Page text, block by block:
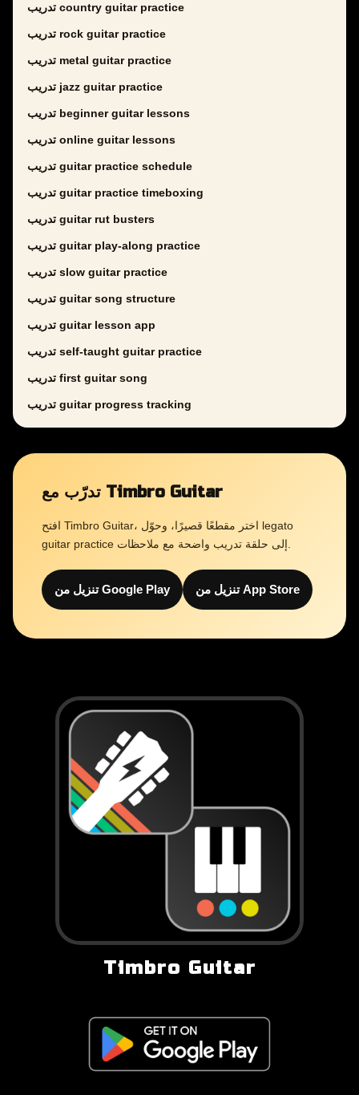
تدريب country guitar practice
تدريب rock guitar practice
تدريب metal guitar practice
تدريب jazz guitar practice
تدريب beginner guitar lessons
تدريب online guitar lessons
تدريب guitar practice schedule
تدريب guitar practice timeboxing
تدريب guitar rut busters
تدريب guitar play-along practice
تدريب slow guitar practice
تدريب guitar song structure
تدريب guitar lesson app
تدريب self-taught guitar practice
تدريب first guitar song
تدريب guitar progress tracking
تدرّب مع Timbro Guitar
افتح Timbro Guitar، اختر مقطعًا قصيرًا، وحوّل legato
تنزيل من Google Play تنزيل من App Store
Timbro Guitar